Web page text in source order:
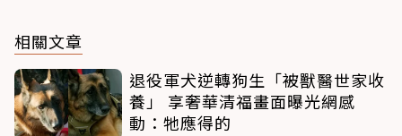
相關文章
退役軍犬逆轉狗生「被獸醫世家收
養」 享奢華清福畫面曝光網感
動：牠應得的